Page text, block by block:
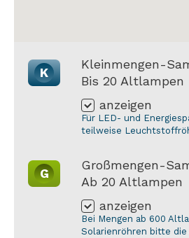
K
Kleinmengen-
Bis 20 Altlampen
anzeigen
Für LED- und
teilweise
G
Großmengen-
Ab 20 Altlampen
anzeigen
Bei Mengen ab 600
Solarienröhren bitte